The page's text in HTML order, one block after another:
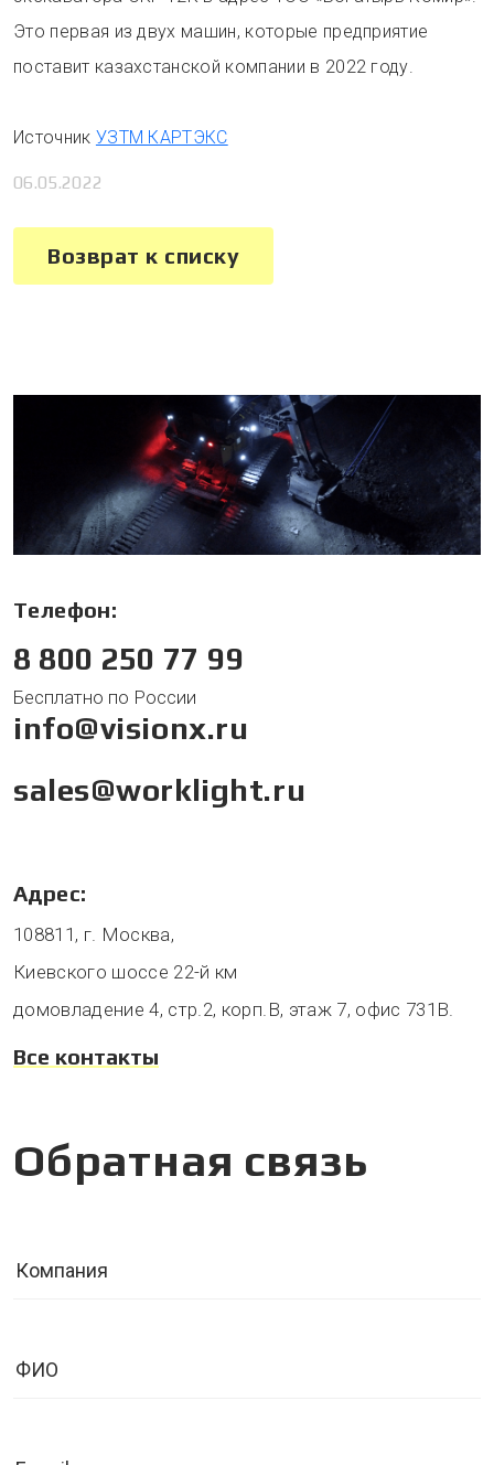
Это первая из двух машин, которые предприятие
поставит казахстанской компании в 2022 году.
Источник УЗТМ КАРТЭКС
06.05.2022
Возврат к списку
Телефон:
8 800 250 77 99
Бесплатно по России
info@visionx.ru
sales@worklight.ru
Адрес:
108811, г. Москва,
Киевского шоссе 22-й км
домовладение 4, стр.2, корп.В, этаж 7, офис 731В.
Все контакты
Обратная связь